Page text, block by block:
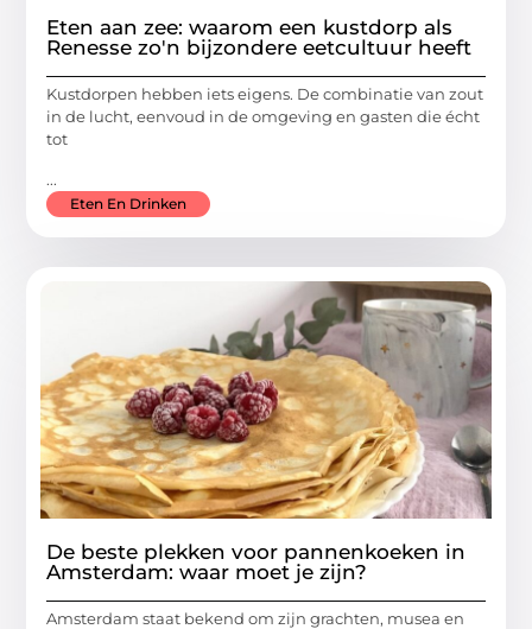
Eten aan zee: waarom een kustdorp als
Renesse zo'n bijzondere eetcultuur heeft
Kustdorpen hebben iets eigens. De combinatie van zout
in de lucht, eenvoud in de omgeving en gasten die écht
tot
...
Eten En Drinken
De beste plekken voor pannenkoeken in
Amsterdam: waar moet je zijn?
Amsterdam staat bekend om zijn grachten, musea en